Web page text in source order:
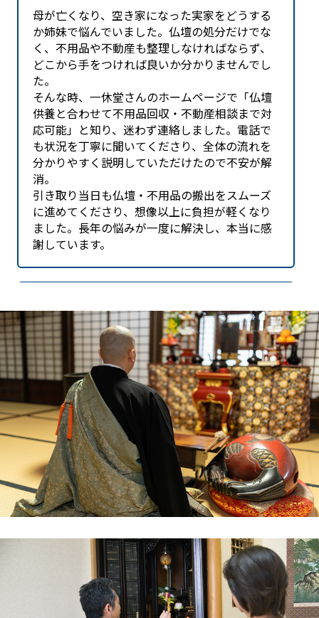
母が亡くなり、空き家になった実家をどうする
か姉妹で悩んでいました。仏壇の処分だけでな
く、不用品や不動産も整理しなければならず、
どこから手をつければ良いか分かりませんでし
た。
そんな時、一休堂さんのホームページで「仏壇
供養と合わせて不用品回収・不動産相談まで対
応可能」と知り、迷わず連絡しました。電話で
も状況を丁寧に聞いてくださり、全体の流れを
分かりやすく説明していただけたので不安が解
消。
引き取り当日も仏壇・不用品の搬出をスムーズ
に進めてくださり、想像以上に負担が軽くなり
ました。長年の悩みが一度に解決し、本当に感
謝しています。
埼玉県戸田市在住 木村 様
実家から仏壇を引き継ぎましたが、昔ながらの
大きな仏壇は今の住まいの雰囲気に合わず、モ
ダン仏壇への買い替えを検討していました。た
だ、これまでの仏壇を処分するのではなく、き
ちんと供養したいという気持ちがありました。
一休堂さんは「宗派を問わず対応可能」という
点が心強く、電話でも新しい仏壇を迎える際の
注意点までアドバイスしてくださり、とても参
考になりました。
引き取り当日もスタッフの方が仏壇を大切に扱
ってくださり、安心して次の仏壇を迎える準備
が整いました。感謝の気持ちでいっぱいです。